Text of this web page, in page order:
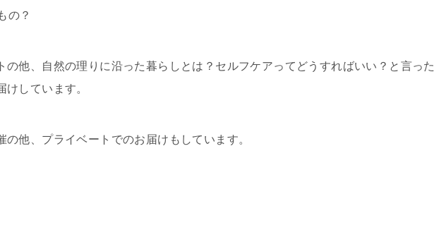
の？
の他、自然の理りに沿った暮らしとは？セルフケアってどうすればいい？と言った
けしています。
の他、プライベートでのお届けもしています。